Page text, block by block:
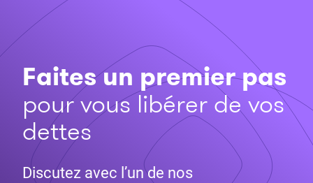
Faites un premier pas
pour vous libérer de vos
dettes
Discutez avec l’un de nos